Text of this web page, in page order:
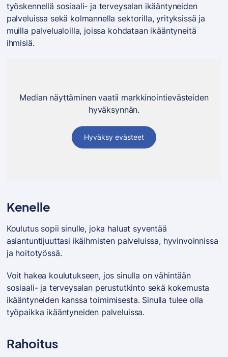
työskennellä sosiaali- ja terveysalan ikääntyneiden
palveluissa sekä kolmannella sektorilla, yrityksissä ja
muilla palvelualoilla, joissa kohdataan ikääntyneitä
ihmisiä.
Median näyttäminen vaatii markkinointievästeiden
hyväksynnän.
Hyväksy evästeet
Kenelle
Koulutus sopii sinulle, joka haluat syventää
asiantuntijuuttasi ikäihmisten palveluissa, hyvinvoinnissa
ja hoitotyössä.
Voit hakea koulutukseen, jos sinulla on vähintään
sosiaali- ja terveysalan perustutkinto sekä kokemusta
ikääntyneiden kanssa toimimisesta. Sinulla tulee olla
työpaikka ikääntyneiden palveluissa.
Rahoitus